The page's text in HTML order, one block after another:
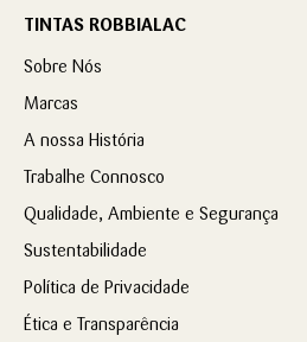
TINTAS ROBBIALAC
Sobre Nós
Marcas
A nossa História
Trabalhe Connosco
Qualidade, Ambiente e Segurança
Sustentabilidade
Política de Privacidade
Ética e Transparência